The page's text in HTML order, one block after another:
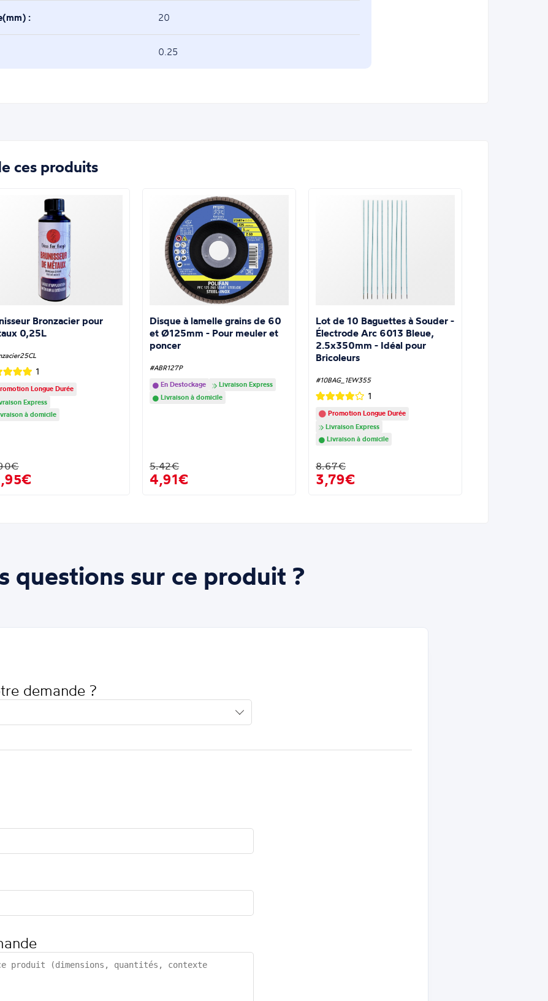
: 20
0.25
ces produits
Bronzacier pour
0,25L
1
Longue Durée
Express
à domicile
Disque à lamelle grains de 60
et Ø125mm - Pour meuler et
poncer
#ABR127P
En Destockage
Livraison Express
Livraison à domicile
5.42€
4,91€
Lot de 10 Baguettes à Souder -
Électrode Arc 6013 Bleue,
2.5x350mm - Idéal pour
Bricoleurs
#10BAG_1EW355
1
Promotion Longue Durée
Livraison Express
Livraison à domicile
8.67€
3,79€
questions sur ce produit ?
demande ?